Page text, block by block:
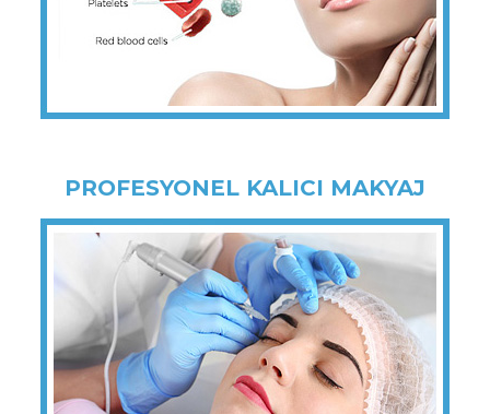
PROFESYONEL KALICI MAKYAJ